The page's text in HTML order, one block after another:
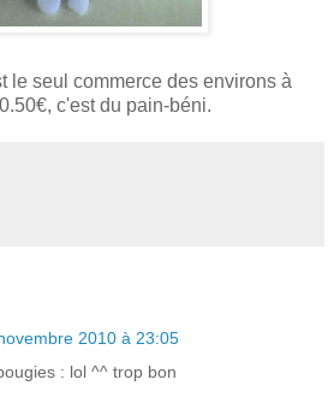
le seul commerce des environs à
c'est du pain-béni.
2010 à 23:05
: lol ^^ trop bon